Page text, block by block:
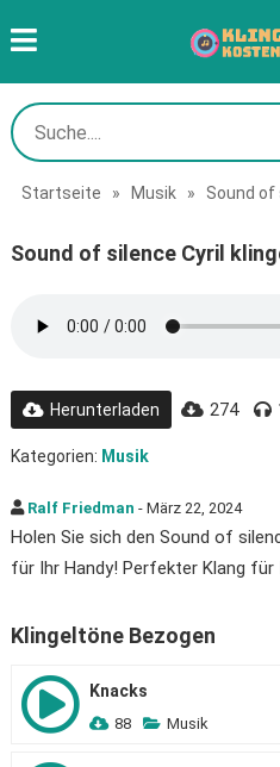
Startseite » Musik » Sound of
Sound of silence Cyril
Herunterladen 274
Kategorien: Musik
Ralf Friedman - März 22, 2024
Holen Sie sich den Sound of
für Ihr Handy! Perfekter Klang für
Klingeltöne Bezogen
Knacks
88 Musik